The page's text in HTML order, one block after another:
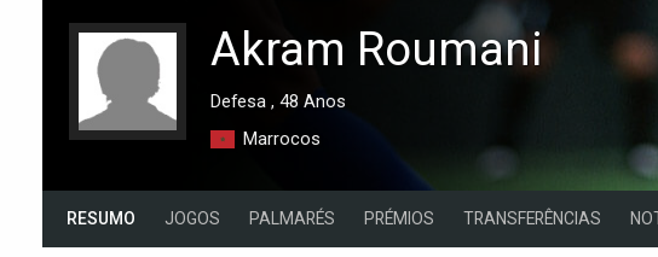
Akram Roumani
Defesa , 48 Anos
Marrocos
RESUMO JOGOS PALMARÉS PRÉMIOS TRANSFERÊNCIAS